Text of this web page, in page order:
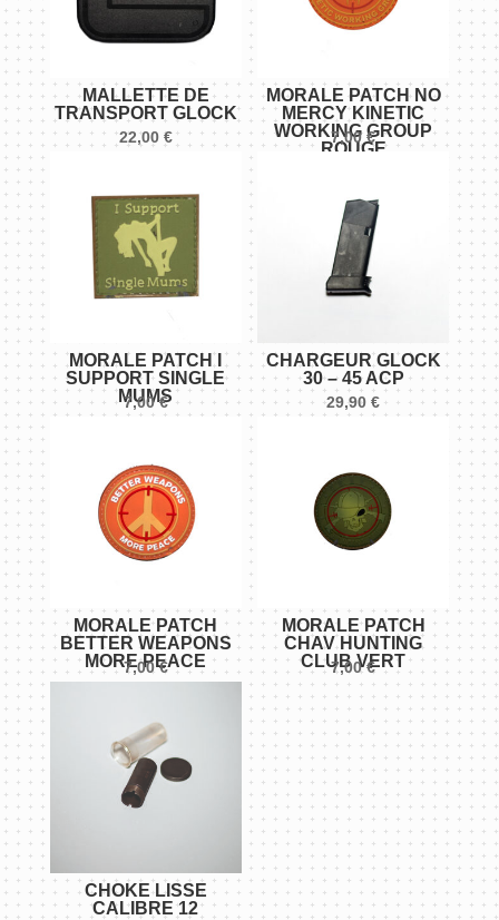
MALLETTE DE
TRANSPORT GLOCK
22,00 €
MORALE PATCH NO
MERCY KINETIC
WORKING GROUP
ROUGE
7,00€
MORALE PATCH I
SUPPORT SINGLE
MUMS
7,00€
CHARGEUR GLOCK
30 – 45 ACP
29,90€
MORALE PATCH
BETTER WEAPONS
MORE PEACE
7,00€
MORALE PATCH
CHAV HUNTING
CLUB VERT
7,00€
CHOKE LISSE
CALIBRE 12